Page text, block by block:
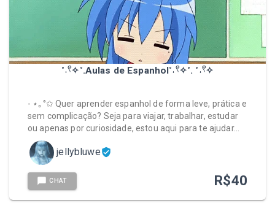
˚˖𓍢✧˚.Aulas de Espanhol˚˖𓍢✧˚. ˚˖𓍢✧
- ⋆｡°✩ Quer aprender espanhol de forma leve, prática e
sem complicação? Seja para viajar, trabalhar, estudar
ou apenas por curiosidade, estou aqui para te ajudar…
jellybluwe
CHAT R$40